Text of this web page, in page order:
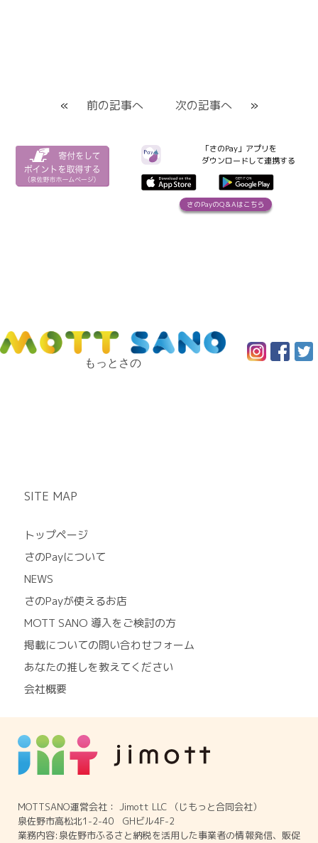
« 前の記事へ 次の記事へ »
「さのPay」アプリを
ダウンロードして連携する
さのPayのQ＆Aはこちら
もっとさの
MOTTSANO運営会社： Jimott LLC （じもっと合同会社）
泉佐野市高松北1-2-40 GHビル4F-2
業務内容:泉佐野市ふるさと納税を活用した事業者の情報発信、販促
SITE MAP
トップページ
さのPayについて
NEWS
さのPayが使えるお店
MOTT SANO 導入をご検討の方
掲載についての問い合わせフォーム
あなたの推しを教えてください
会社概要